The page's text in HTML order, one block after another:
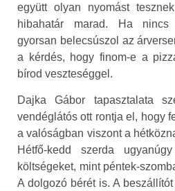
együtt olyan nyomást
hibahatár marad. Ha nincs
gyorsan belecsúszol az
a kérdés, hogy finom-e a
bírod veszteséggel.
Dajka Gábor tapasztalata
vendéglátós ott rontja el, hogy
a valóságban viszont a
Hétfő-kedd szerda
költségeket, mint péntek-
A dolgozó bérét is. A